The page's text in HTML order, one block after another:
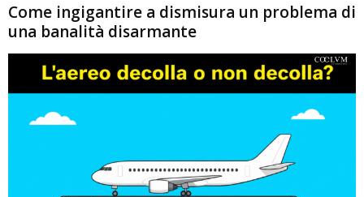
Come ingigantire a dismisura un problema di
una banalità disarmante